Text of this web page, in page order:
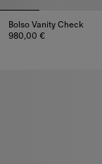
Bolso Vanity Check
980,00 €